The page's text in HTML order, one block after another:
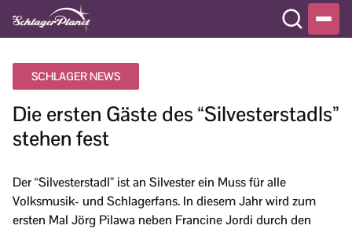
SCHLAGER NEWS
Die ersten Gäste des “Silvesterstadls”
stehen fest
Der “Silvesterstadl” ist an Silvester ein Muss für alle
Volksmusik- und Schlagerfans. In diesem Jahr wird zum
ersten Mal Jörg Pilawa neben Francine Jordi durch den